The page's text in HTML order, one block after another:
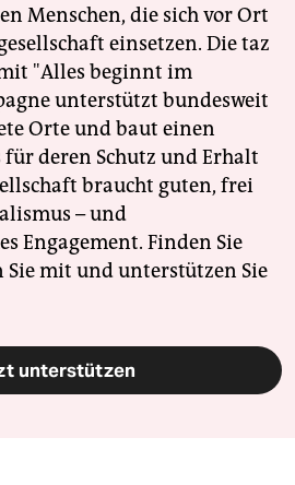
Menschen, die sich vor Ort
einsetzen. Die taz
"Alles beginnt im
unterstützt bundesweit
Orte und baut einen
deren Schutz und Erhalt
braucht guten, frei
– und
Engagement. Finden Sie
Sie mit und unterstützen Sie
unterstützen